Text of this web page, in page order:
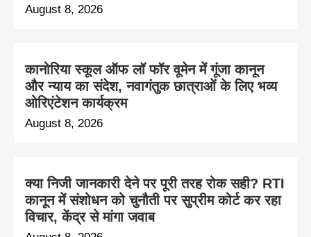
August 8, 2026
कानोरिया स्कूल ऑफ लॉ फॉर वूमेन में गूंजा कानून
और न्याय का संदेश, नवागंतुक छात्राओं के लिए भव्य
ओरिएंटेशन कार्यक्रम
August 8, 2026
क्या निजी जानकारी देने पर पूरी तरह रोक सही? RTI
कानून में संशोधन को चुनौती पर सुप्रीम कोर्ट कर रहा
विचार, केंद्र से मांगा जवाब